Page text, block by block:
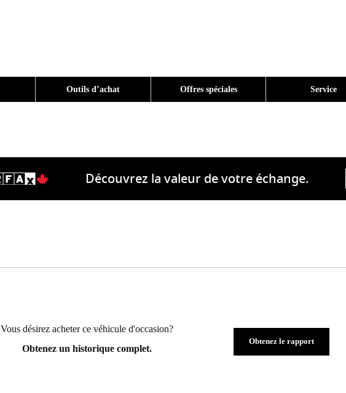
Outils d’achat Offres spéciales Service
Découvrez la valeur de votre échange.
Vous désirez acheter ce véhicule d'occasion?
Obtenez un historique complet.
Obtenez le rapport